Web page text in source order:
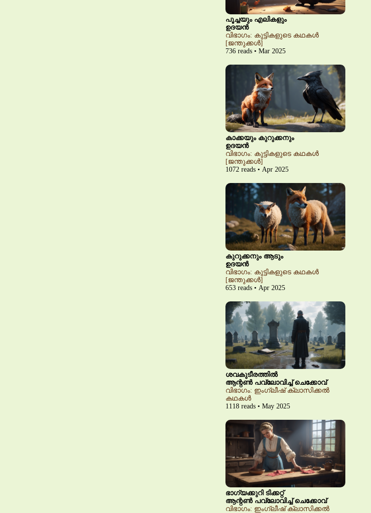
പൂച്ചയും എലികളും
ഉദയൻ
വിഭാഗം: കുട്ടികളുടെ കഥകൾ
[ജന്തുക്കൾ]
736 reads • Mar 2025
കാക്കയും കുറുക്കനും
ഉദയൻ
വിഭാഗം: കുട്ടികളുടെ കഥകൾ
[ജന്തുക്കൾ]
1072 reads • Apr 2025
കുറുക്കനും ആടും
ഉദയൻ
വിഭാഗം: കുട്ടികളുടെ കഥകൾ
[ജന്തുക്കൾ]
653 reads • Apr 2025
ശവകുടീരത്തിൽ
ആന്റൺ പവ്‌ലോവിച്ച് ചെക്കോവ്
വിഭാഗം: ഇംഗ്ലീഷ് ക്ലാസിക്കൽ
കഥകൾ
1118 reads • May 2025
ഭാഗ്യക്കുറി ടിക്കറ്റ്
ആന്റൺ പവ്‌ലോവിച്ച് ചെക്കോവ്
വിഭാഗം: ഇംഗ്ലീഷ് ക്ലാസിക്കൽ